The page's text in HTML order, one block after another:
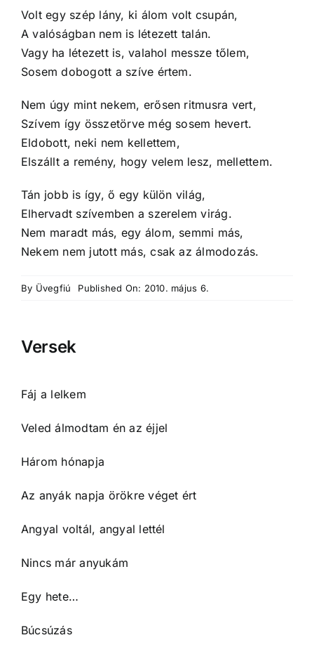
Volt egy szép lány, ki álom volt csupán,
A valóságban nem is létezett talán.
Vagy ha létezett is, valahol messze tőlem,
Sosem dobogott a szíve értem.
Nem úgy mint nekem, erősen ritmusra vert,
Szívem így összetörve még sosem hevert.
Eldobott, neki nem kellettem,
Elszállt a remény, hogy velem lesz, mellettem.
Tán jobb is így, ő egy külön világ,
Elhervadt szívemben a szerelem virág.
Nem maradt más, egy álom, semmi más,
Nekem nem jutott más, csak az álmodozás.
By Üvegfiú Published On: 2010. május 6.
Versek
Fáj a lelkem
Veled álmodtam én az éjjel
Három hónapja
Az anyák napja örökre véget ért
Angyal voltál, angyal lettél
Nincs már anyukám
Egy hete…
Búcsúzás